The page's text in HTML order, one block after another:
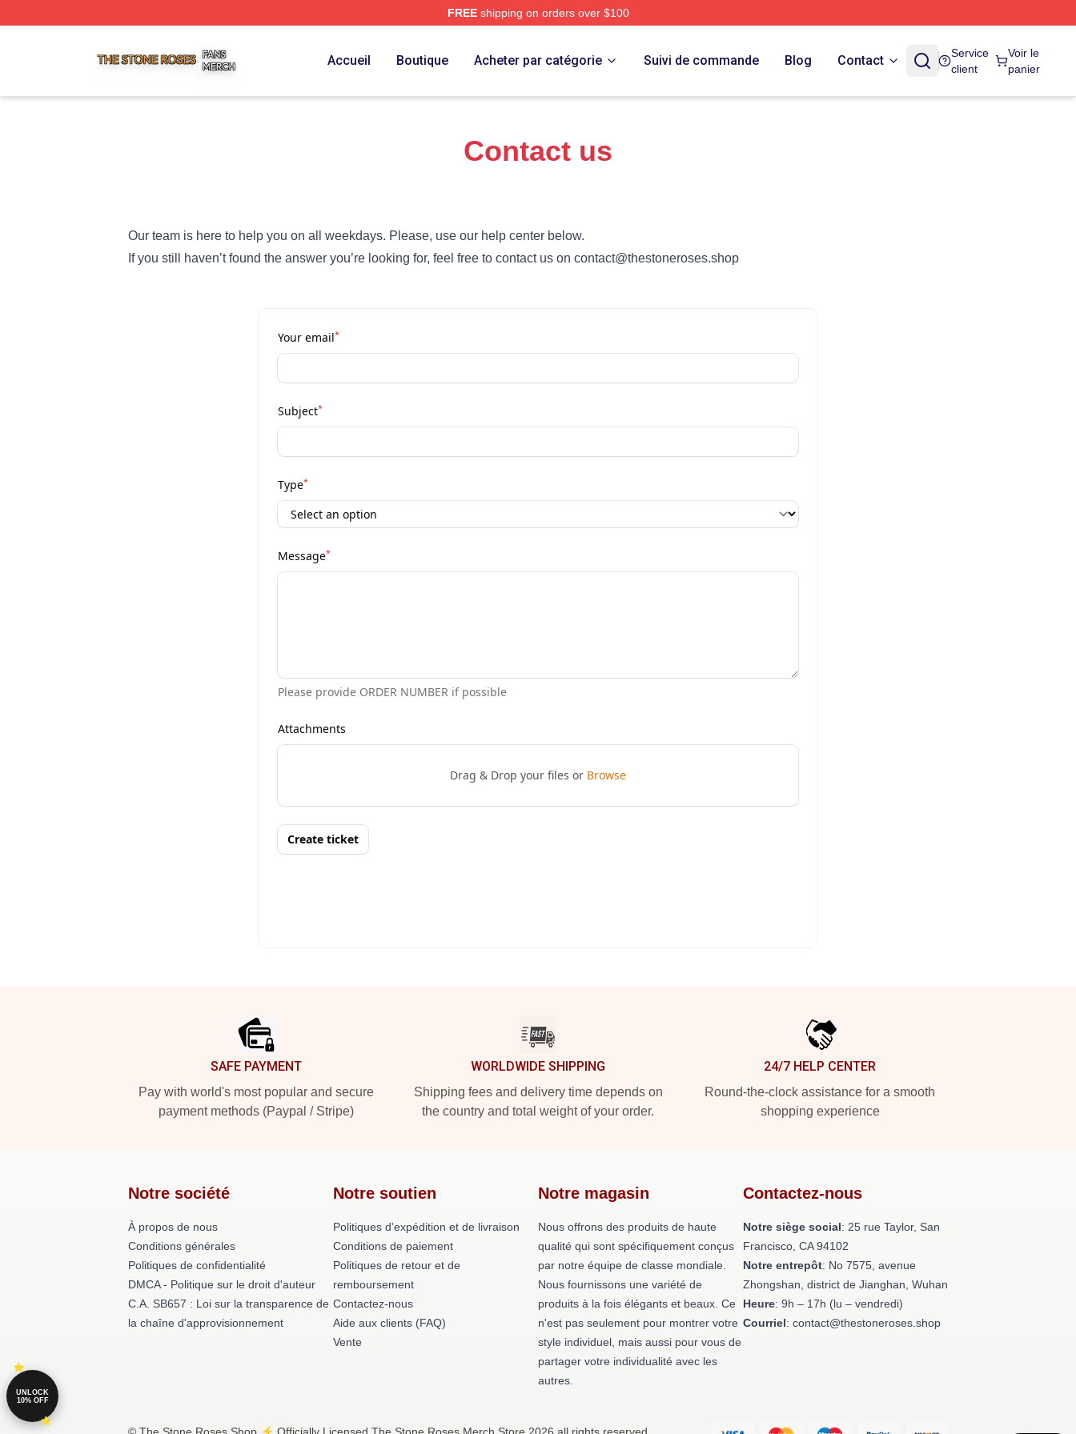
FREEshipping on orders over $100
Accueil Boutique Acheter par catégorie Suivi de commande Blog Contact
Service
client
Voir le
panier
Contact us
Our team is here to help you on all weekdays. Please, use our help center below.
If you still haven’t found the answer you’re looking for, feel free to contact us on contact@thestoneroses.shop
SAFE PAYMENT
Pay with world's most popular and secure
payment methods (Paypal / Stripe)
WORLDWIDE SHIPPING
Shipping fees and delivery time depends on
the country and total weight of your order.
24/7 HELP CENTER
Round-the-clock assistance for a smooth
shopping experience
Notre société
À propos de nous
Conditions générales
Politiques de confidentialité
DMCA - Politique sur le droit d'auteur
C.A. SB657 : Loi sur la transparence de
la chaîne d'approvisionnement
Notre soutien
Politiques d'expédition et de livraison
Conditions de paiement
Politiques de retour et de
remboursement
Contactez-nous
Aide aux clients (FAQ)
Vente
Notre magasin
Nous offrons des produits de haute
qualité qui sont spécifiquement conçus
par notre équipe de classe mondiale.
Nous fournissons une variété de
produits à la fois élégants et beaux. Ce
n'est pas seulement pour montrer votre
style individuel, mais aussi pour vous de
partager votre individualité avec les
autres.
Contactez-nous
Notre siège social: 25 rue Taylor, San
Francisco, CA 94102
Notre entrepôt: No 7575, avenue
Zhongshan, district de Jianghan, Wuhan
Heure: 9h – 17h (lu – vendredi)
Courriel: contact@thestoneroses.shop
UNLOCK
10% OFF